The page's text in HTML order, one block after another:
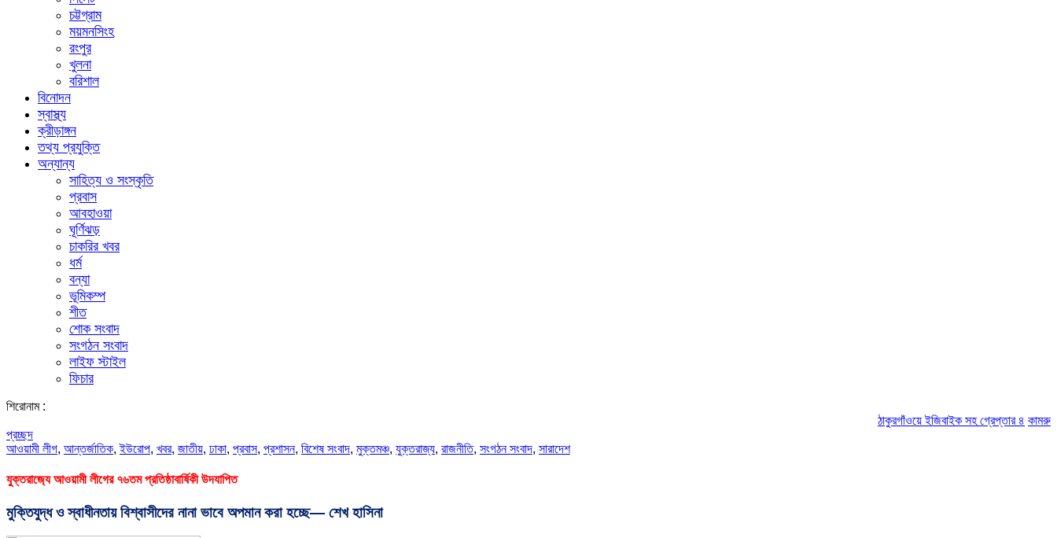
চট্টগ্রাম
ময়মনসিংহ
রংপুর
খুলনা
বরিশাল
বিনোদন
স্বাস্থ্য
ক্রীড়াঙ্গন
তথ্য প্রযুক্তি
অন্যান্য
সাহিত্য ও সংস্কৃতি
প্রবাস
আবহাওয়া
ঘূর্ণিঝড়
চাকরির খবর
ধর্ম
বন্যা
ভূমিকম্প
শীত
শোক সংবাদ
সংগঠন সংবাদ
লাইফ স্টাইল
ফিচার
শিরোনাম :
ঠাকুরগাঁওয়ে ইজিবাইক সহ গ্রেপ্তার ৪ কামরুল-জসিম
প্রচ্ছদ
আওয়ামী লীগ, আন্তর্জাতিক,ইউরোপ, খবর, জাতীয়, ঢাকা, প্রবাস, প্রশাসন, বিশেষ সংবাদ, মুক্তমঞ্চ, যুক্তরাজ্য, রাজনীতি, সংগঠন সংবাদ, সারাদেশ
যুক্তরাজ‍্যে আওয়ামী লীগের ৭৬তম প্রতিষ্ঠাবার্ষিকী উদযাপিত
মুক্তিযুদ্ধ ও স্বাধীনতায় বিশ্বাসীদের নানা ভাবে অপমান করা হচ্ছে— শেখ হাসিনা